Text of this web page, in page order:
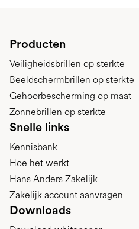
Producten
Veiligheidsbrillen op sterkte
Beeldschermbrillen op sterkte
Gehoorbescherming op maat
Zonnebrillen op sterkte
Snelle links
Kennisbank
Hoe het werkt
Hans Anders Zakelijk
Zakelijk account aanvragen
Downloads